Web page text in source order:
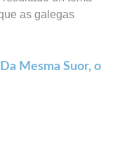
as galegas
Mesma Suor, o